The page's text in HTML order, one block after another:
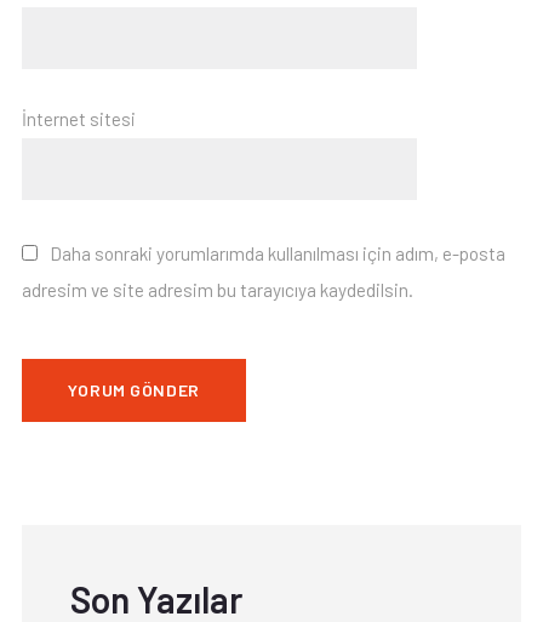
İnternet sitesi
Daha sonraki yorumlarımda kullanılması için adım, e-posta
adresim ve site adresim bu tarayıcıya kaydedilsin.
Son Yazılar